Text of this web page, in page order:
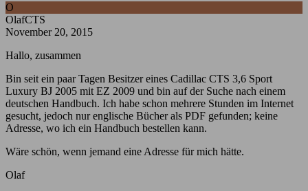
O
OlafCTS
November 20, 2015
Hallo, zusammen
Bin seit ein paar Tagen Besitzer eines Cadillac CTS 3,6 Sport
Luxury BJ 2005 mit EZ 2009 und bin auf der Suche nach einem
deutschen Handbuch. Ich habe schon mehrere Stunden im Internet
gesucht, jedoch nur englische Bücher als PDF gefunden; keine
Adresse, wo ich ein Handbuch bestellen kann.
Wäre schön, wenn jemand eine Adresse für mich hätte.
Olaf